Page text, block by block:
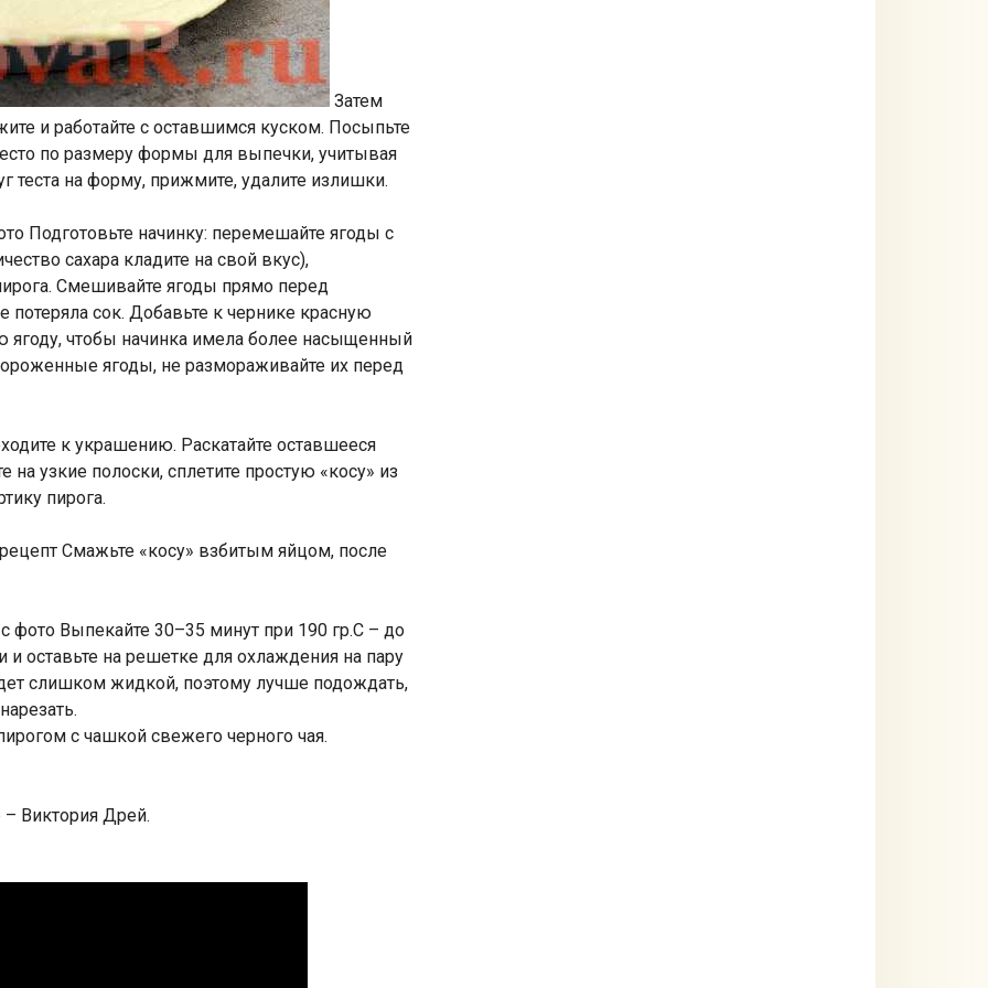
Затем
и работайте с оставшимся куском. Посыпьте
по размеру формы для выпечки, учитывая
теста на форму, прижмите, удалите излишки.
Подготовьте начинку: перемешайте ягоды с
сахара кладите на свой вкус),
Смешивайте ягоды прямо перед
сок. Добавьте к чернике красную
чтобы начинка имела более насыщенный
ягоды, не размораживайте их перед
к украшению. Раскатайте оставшееся
на узкие полоски, сплетите простую «косу» из
пирога.
Смажьте «косу» взбитым яйцом, после
Выпекайте 30–35 минут при 190 гр.C – до
и оставьте на решетке для охлаждения на пару
слишком жидкой, поэтому лучше подождать,
с чашкой свежего черного чая.
– Виктория Дрей.